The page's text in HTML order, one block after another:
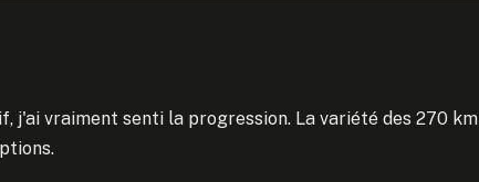
j'ai vraiment senti la progression. La variété des 270 km